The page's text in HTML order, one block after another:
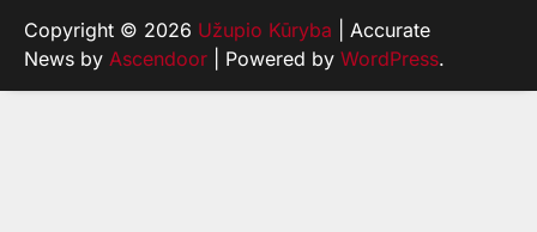
Copyright © 2026 Užupio Kūryba | Accurate
News by Ascendoor | Powered by WordPress.